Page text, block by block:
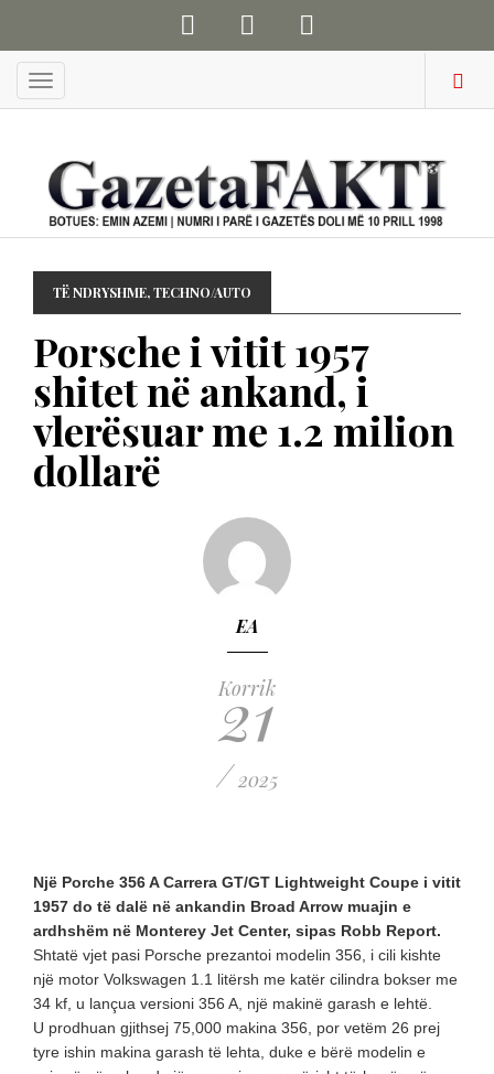
Menu
TË NDRYSHME,TECHNO/AUTO
Porsche i vitit 1957
shitet në ankand, i
vlerësuar me 1.2 milion
dollarë
EA
Korrik
21
/ 2025
Një Porche 356 A Carrera GT/GT Lightweight Coupe i vitit
1957 do të dalë në ankandin Broad Arrow muajin e
ardhshëm në Monterey Jet Center, sipas Robb Report.
Shtatë vjet pasi Porsche prezantoi modelin 356, i cili kishte
një motor Volkswagen 1.1 litërsh me katër cilindra bokser me
34 kf, u lançua versioni 356 A, një makinë garash e lehtë.
U prodhuan gjithsej 75,000 makina 356, por vetëm 26 prej
tyre ishin makina garash të lehta, duke e bërë modelin e